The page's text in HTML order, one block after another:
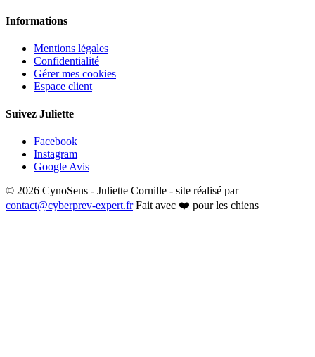
Informations
Mentions légales
Confidentialité
Gérer mes cookies
Espace client
Suivez Juliette
Facebook
Instagram
Google Avis
© 2026 CynoSens - Juliette Cornille - site réalisé par
contact@cyberprev-expert.fr Fait avec ❤️ pour les chiens